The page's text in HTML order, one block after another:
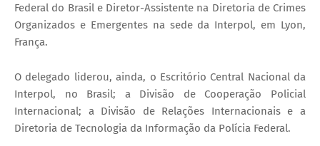
Federal do Brasil e Diretor-Assistente na Diretoria de Crimes
Organizados e Emergentes na sede da Interpol, em Lyon,
França.
O delegado liderou, ainda, o Escritório Central Nacional da
Interpol, no Brasil; a Divisão de Cooperação Policial
Internacional; a Divisão de Relações Internacionais e a
Diretoria de Tecnologia da Informação da Polícia Federal.